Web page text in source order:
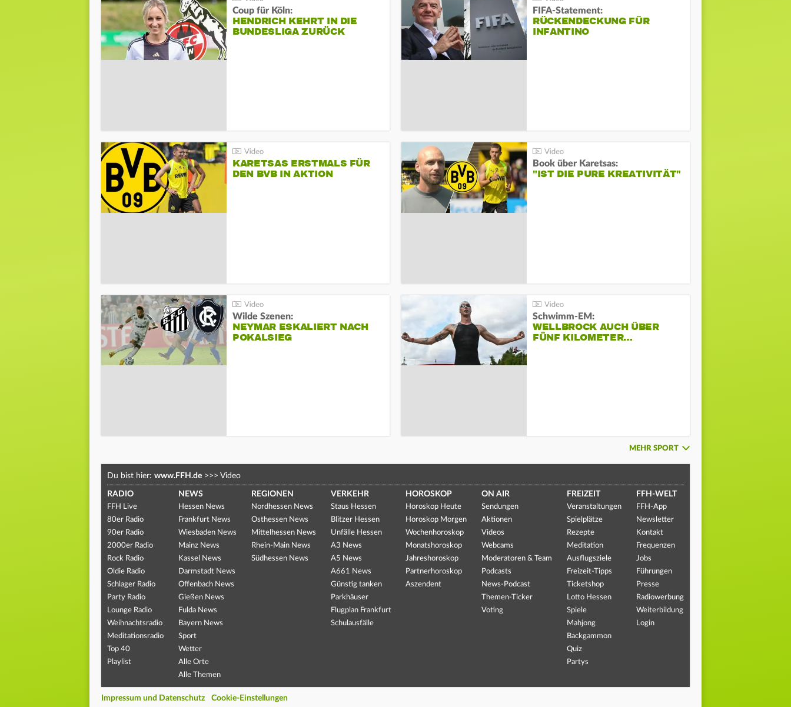
Coup für Köln:
HENDRICH KEHRT IN DIE
BUNDESLIGA ZURÜCK
FIFA-Statement:
RÜCKENDECKUNG FÜR
INFANTINO
KARETSAS ERSTMALS FÜR
DEN BVB IN AKTION
Book über Karetsas:
"IST DIE PURE KREATIVITÄT"
Wilde Szenen:
NEYMAR ESKALIERT NACH
POKALSIEG
Schwimm-EM:
WELLBROCK AUCH ÜBER
FÜNF KILOMETER…
MEHR SPORT
Du bist hier: www.FFH.de >>> Video
RADIO
FFH Live
80er Radio
90er Radio
2000er Radio
Rock Radio
Oldie Radio
Schlager Radio
Party Radio
Lounge Radio
Weihnachtsradio
Meditationsradio
Top 40
Playlist
NEWS
Hessen News
Frankfurt News
Wiesbaden News
Mainz News
Kassel News
Darmstadt News
Offenbach News
Gießen News
Fulda News
Bayern News
Sport
Wetter
Alle Orte
Alle Themen
REGIONEN
Nordhessen News
Osthessen News
Mittelhessen News
Rhein-Main News
Südhessen News
VERKEHR
Staus Hessen
Blitzer Hessen
Unfälle Hessen
A3 News
A5 News
A661 News
Günstig tanken
Parkhäuser
Flugplan Frankfurt
Schulausfälle
HOROSKOP
Horoskop Heute
Horoskop Morgen
Wochenhoroskop
Monatshoroskop
Jahreshoroskop
Partnerhoroskop
Aszendent
ON AIR
Sendungen
Aktionen
Videos
Webcams
Moderatoren & Team
Podcasts
News-Podcast
Themen-Ticker
Voting
FREIZEIT
Veranstaltungen
Spielplätze
Rezepte
Meditation
Ausflugsziele
Freizeit-Tipps
Ticketshop
Lotto Hessen
Spiele
Mahjong
Backgammon
Quiz
Partys
FFH-WELT
FFH-App
Newsletter
Kontakt
Frequenzen
Jobs
Führungen
Presse
Radiowerbung
Weiterbildung
Login
Impressum und Datenschutz Cookie-Einstellungen